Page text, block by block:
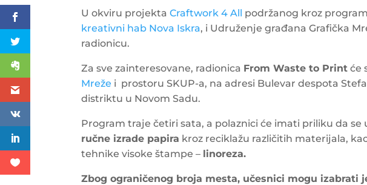
U okviru projektaCraftwork 4 All podržanog kroz
kreativni hab Nova Iskra, i Udruženje građana Grafička
radionicu.
Za sve zainteresovane, radionica From Waste to Print će
Mreže i prostoru SKUP-a, na adresi Bulevar despota
distriktu u Novom Sadu.
Program traje četiri sata, a polaznici će imati priliku da se
ručne izrade papira kroz reciklažu različitih materijala,
tehnike visoke štampe – linoreza.
Zbog ograničenog broja mesta, učesnici mogu izabrati